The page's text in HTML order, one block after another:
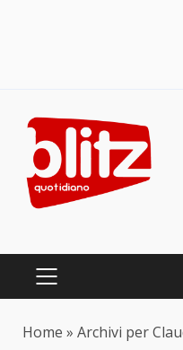
content
PRIMARY
Home » Archivi per